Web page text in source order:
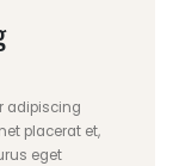
adipiscing
placerat et,
eget